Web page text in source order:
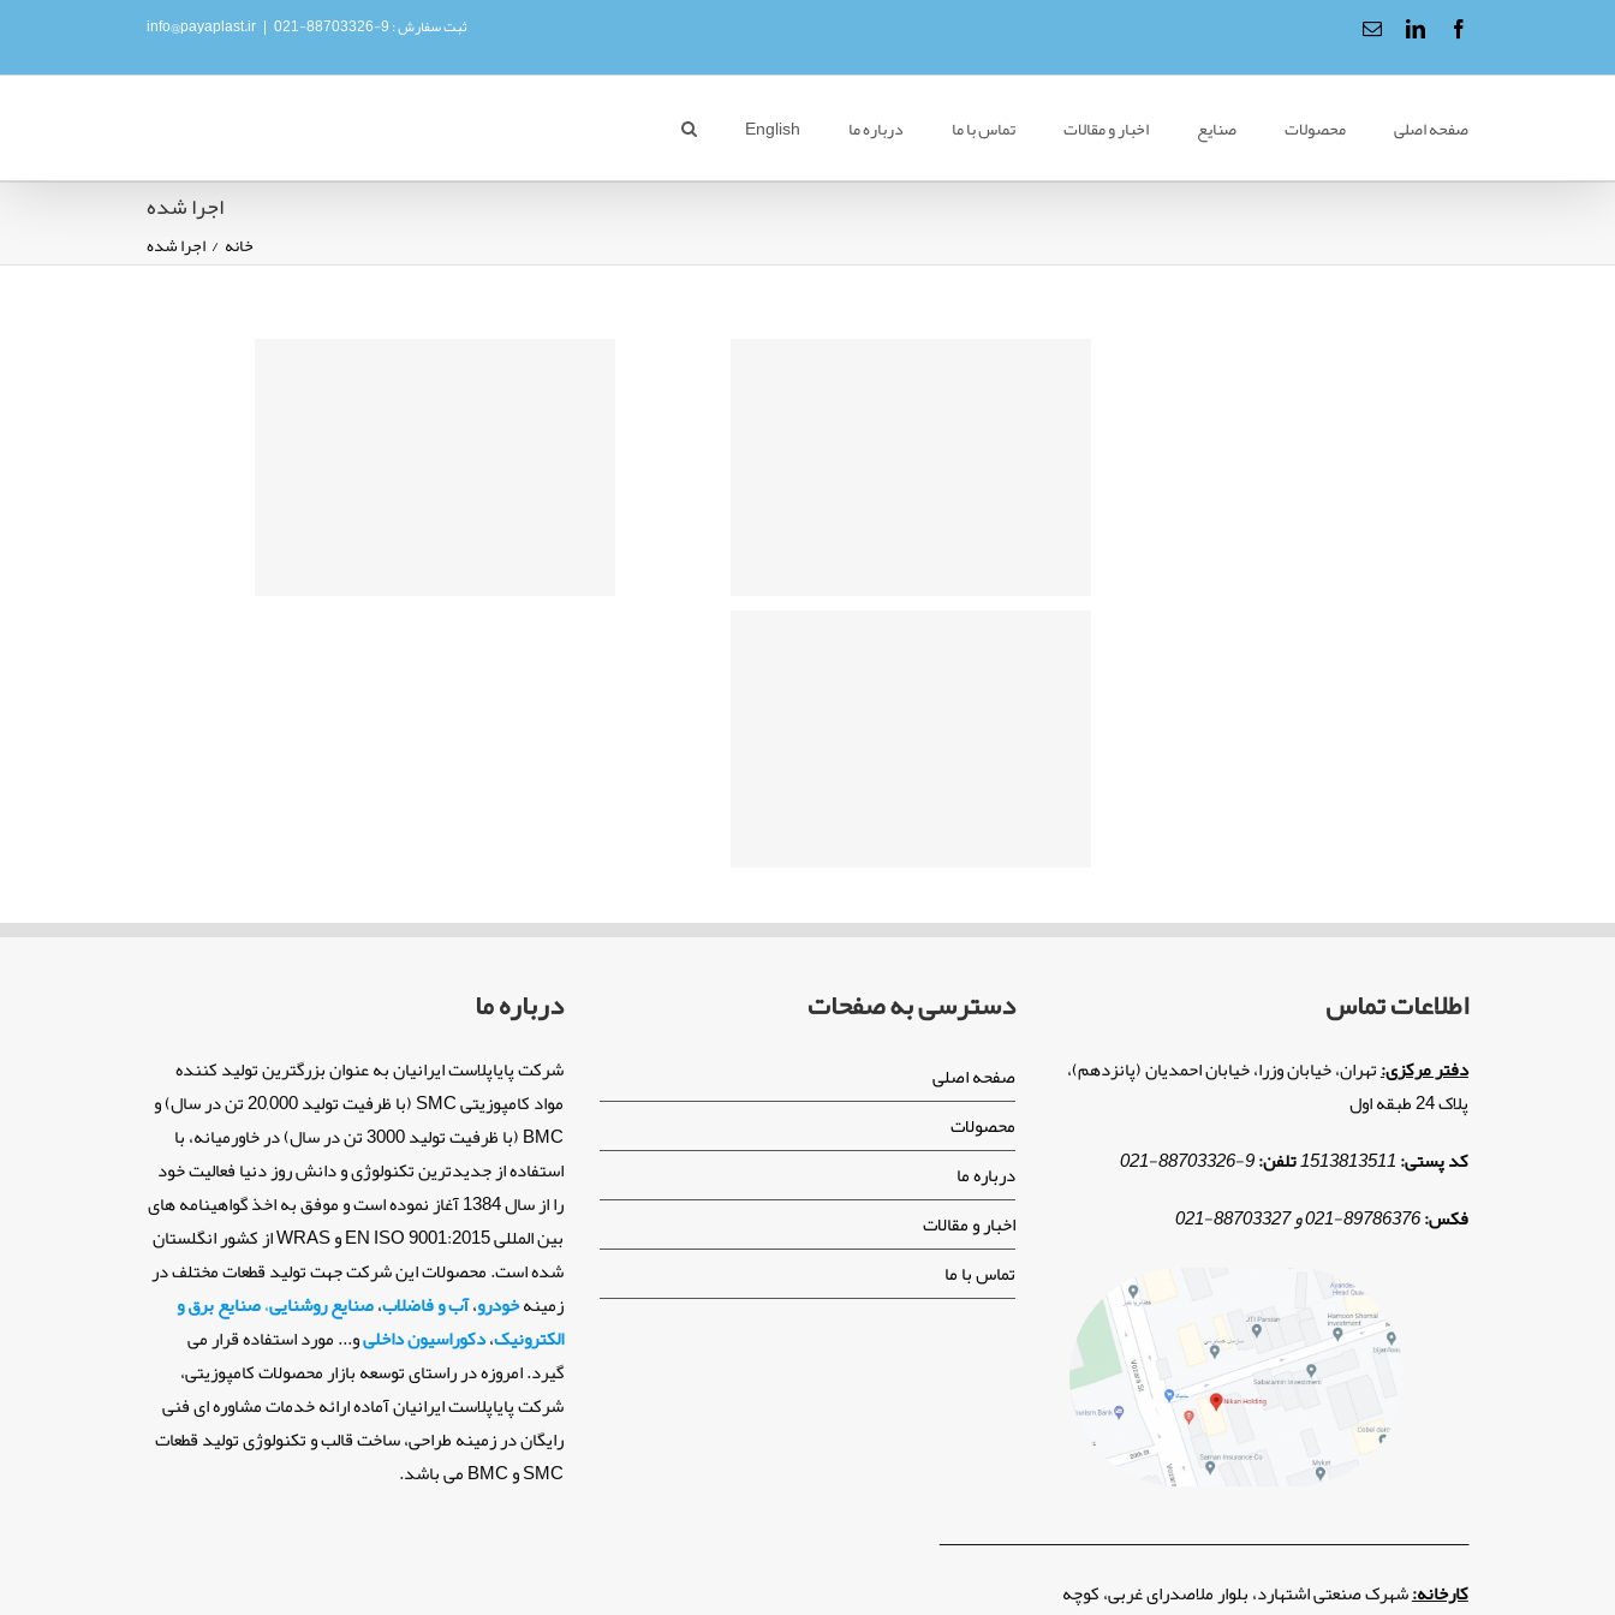
ثبت سفارش : 9-88703326-021 |
info@payaplast.ir
صفحه اصلی محصولات صنایع اخبار و مقالات تماس با ما درباره ما English
اجرا شده
خانه / اجرا شده
درباره ما
شرکت پایاپلاست ایرانیان به عنوان بزرگترین تولید کننده
مواد کامپوزیتی SMC (با ظرفیت تولید 20,000 تن در سال) و
BMC (با ظرفیت تولید 3000 تن در سال) در خاورمیانه، با
استفاده از جدیدترین تکنولوژی و دانش روز دنیا فعالیت خود
را از سال 1384 آغاز نموده است و موفق به اخذ گواهینامه های
بین المللی EN ISO 9001:2015 و WRAS از کشور انگلستان
شده است. محصولات این شرکت جهت تولید قطعات مختلف در
زمینهخودرو،آب و فاضلاب،صنایع روشنایی،صنایع برق و
الکترونیک،دکوراسیون داخلیو... مورد استفاده قرار می
گیرد. امروزه در راستای توسعه بازار محصولات کامپوزیتی،
شرکت پایاپلاست ایرانیان آماده ارائه خدمات مشاوره ای فنی
رایگان در زمینه طراحی، ساخت قالب و تکنولوژی تولید قطعات
SMC و BMC می باشد.
دسترسی به صفحات
صفحه اصلی
محصولات
درباره ما
اخبار و مقالات
تماس با ما
اطلاعات تماس
دفتر مرکزی:تهران، خیابان وزرا، خیابان احمدیان (پانزدهم)،
پلاک 24 طبقه اول
کد پستی:1513813511تلفن:9
-
88703326
-
021
فکس:89786376
-021 و 88703327
-
021
_______________________________________________________
کارخانه:شهرک صنعتی اشتهارد، بلوار ملاصدرای غربی، کوچه